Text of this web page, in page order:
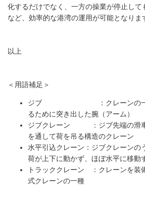
化するだけでなく、一方の操業が停止して
など、効率的な港湾の運用が可能となりま
以上
＜用語補足＞
ジブ ：クレーンの一端を
るために突き出した腕（アーム）
ジブクレーン ：ジブ先端の滑車
を通して荷を吊る構造のクレーン
水平引込クレーン：ジブクレーンの
荷が上下に動かず、ほぼ水平に移動
トラッククレーン ：クレーンを装
式クレーンの一種